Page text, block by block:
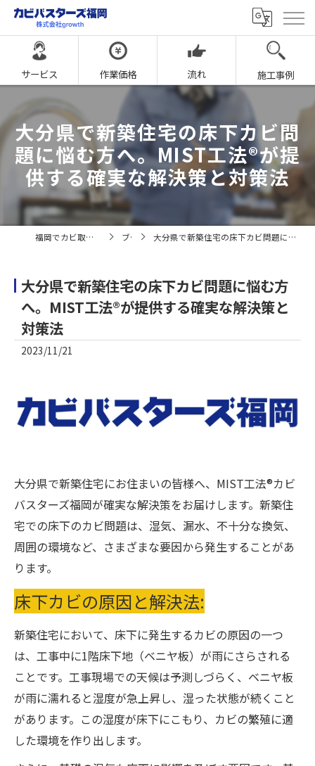
サービス 作業価格 流れ 施工事例
大分県で新築住宅の床下カビ問
題に悩む方へ。MIST工法®が提
供する確実な解決策と対策法
福岡でカビ取りならカビバスターズ福岡 ブログ 大分県で新築住宅の床下カビ問題に悩む方へ。MIST工法®が提供する確実な解決策と対策法
大分県で新築住宅の床下カビ問題に悩む方
へ。MIST工法®が提供する確実な解決策と
対策法
2023/11/21
大分県で新築住宅にお住まいの皆様へ、MIST工法®カビ
バスターズ福岡が確実な解決策をお届けします。新築住
宅での床下のカビ問題は、湿気、漏水、不十分な換気、
周囲の環境など、さまざまな要因から発生することがあ
ります。
床下カビの原因と解決法:
新築住宅において、床下に発生するカビの原因の一つ
は、工事中に1階床下地（ベニヤ板）が雨にさらされる
ことです。工事現場での天候は予測しづらく、ベニヤ板
が雨に濡れると湿度が急上昇し、湿った状態が続くこと
があります。この湿度が床下にこもり、カビの繁殖に適
した環境を作り出します。